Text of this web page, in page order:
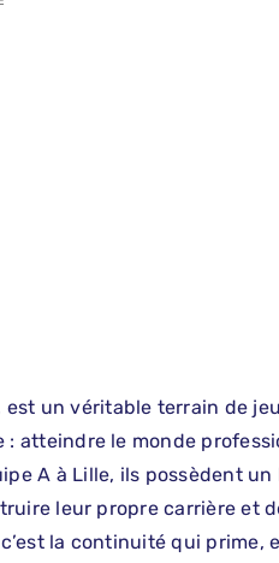
est un véritable terrain de
atteindre le monde
A à Lille, ils possèdent
leur propre carrière et
la continuité qui prime,